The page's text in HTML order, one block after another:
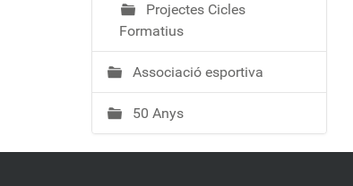
Projectes Cicles
Formatius
Associació esportiva
50 Anys